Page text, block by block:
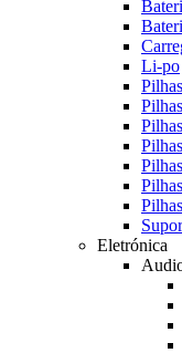
Li-po
Eletrónica